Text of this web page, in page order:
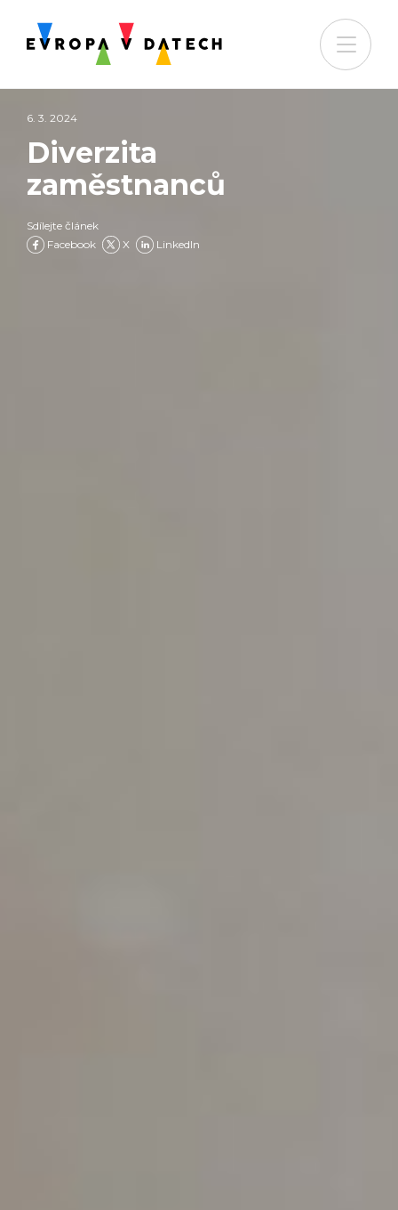
6. 3. 2024
Diverzita
zaměstnanců
Sdílejte článek
Facebook
X LinkedIn